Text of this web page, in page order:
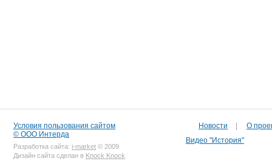
Условия пользования сайтом
© ООО Интерда
Разработка сайта: i-market © 2009
Дизайн сайта сделан в Knock Knock
Новости
О
Видео "История"